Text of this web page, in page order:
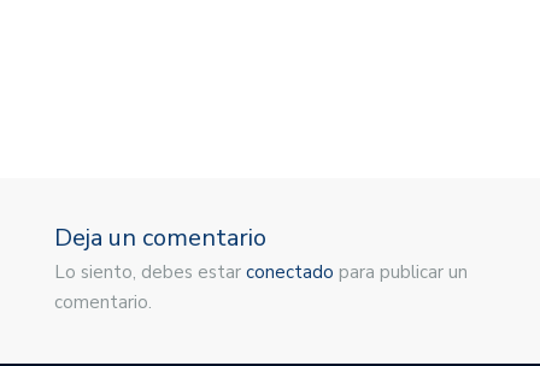
Deja un comentario
Lo siento, debes estar conectado para publicar un
comentario.